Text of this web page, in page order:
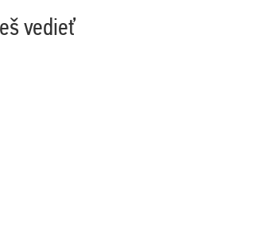
vedieť